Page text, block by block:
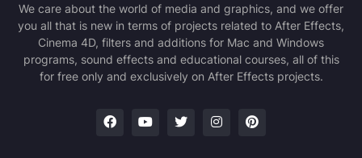
We care about the world of media and graphics, and we offer
you all that is new in terms of projects related to After Effects,
Cinema 4D, filters and additions for Mac and Windows
programs, sound effects and educational courses, all of this
for free only and exclusively on After Effects projects.